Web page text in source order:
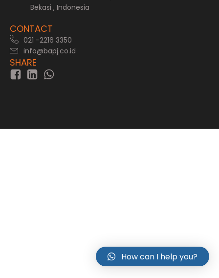
Bekasi , Indonesia
CONTACT
021 -2216 3350
info@bapj.co.id
SHARE
How can I help you?